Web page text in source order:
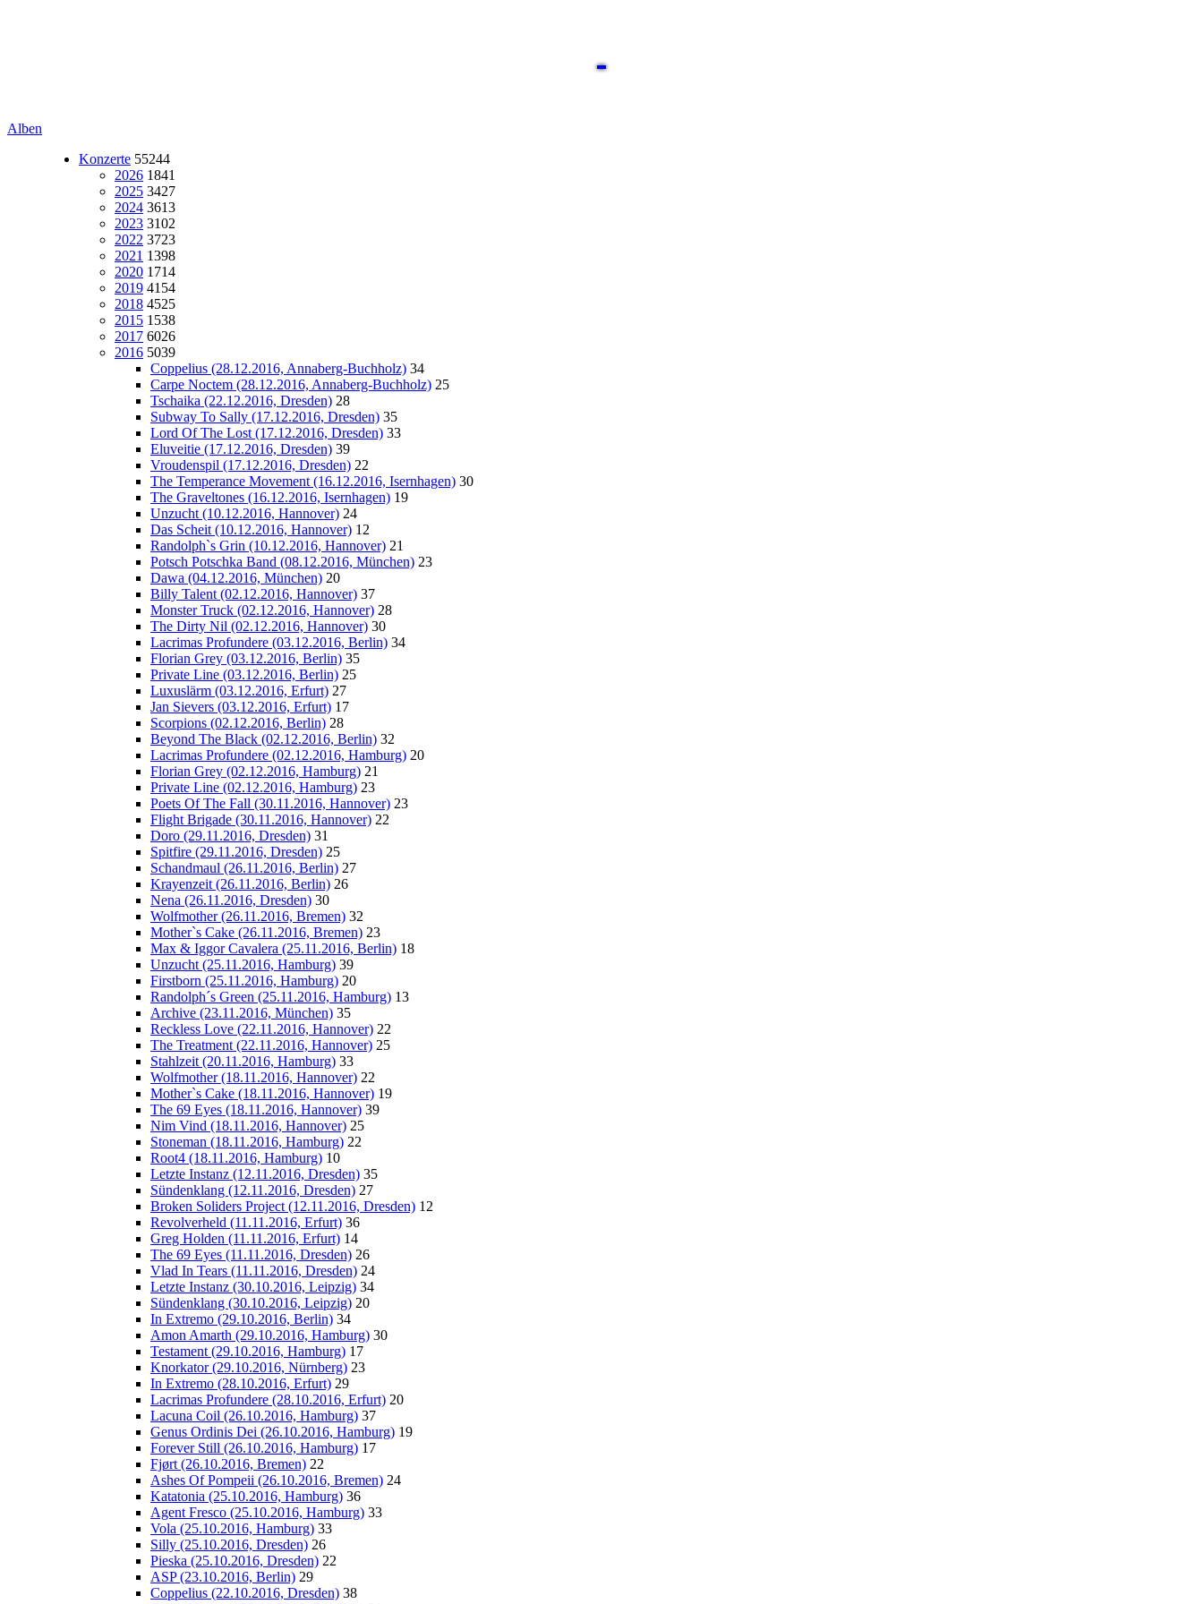
Alben
Konzerte 55244
2026 1841
2025 3427
2024 3613
2023 3102
2022 3723
2021 1398
2020 1714
2019 4154
2018 4525
2015 1538
2017 6026
2016 5039
Coppelius (28.12.2016, Annaberg-Buchholz) 34
Carpe Noctem (28.12.2016, Annaberg-Buchholz) 25
Tschaika (22.12.2016, Dresden) 28
Subway To Sally (17.12.2016, Dresden) 35
Lord Of The Lost (17.12.2016, Dresden) 33
Eluveitie (17.12.2016, Dresden) 39
Vroudenspil (17.12.2016, Dresden) 22
The Temperance Movement (16.12.2016, Isernhagen) 30
The Graveltones (16.12.2016, Isernhagen) 19
Unzucht (10.12.2016, Hannover) 24
Das Scheit (10.12.2016, Hannover) 12
Randolph`s Grin (10.12.2016, Hannover) 21
Potsch Potschka Band (08.12.2016, München) 23
Dawa (04.12.2016, München) 20
Billy Talent (02.12.2016, Hannover) 37
Monster Truck (02.12.2016, Hannover) 28
The Dirty Nil (02.12.2016, Hannover) 30
Lacrimas Profundere (03.12.2016, Berlin) 34
Florian Grey (03.12.2016, Berlin) 35
Private Line (03.12.2016, Berlin) 25
Luxuslärm (03.12.2016, Erfurt) 27
Jan Sievers (03.12.2016, Erfurt) 17
Scorpions (02.12.2016, Berlin) 28
Beyond The Black (02.12.2016, Berlin) 32
Lacrimas Profundere (02.12.2016, Hamburg) 20
Florian Grey (02.12.2016, Hamburg) 21
Private Line (02.12.2016, Hamburg) 23
Poets Of The Fall (30.11.2016, Hannover) 23
Flight Brigade (30.11.2016, Hannover) 22
Doro (29.11.2016, Dresden) 31
Spitfire (29.11.2016, Dresden) 25
Schandmaul (26.11.2016, Berlin) 27
Krayenzeit (26.11.2016, Berlin) 26
Nena (26.11.2016, Dresden) 30
Wolfmother (26.11.2016, Bremen) 32
Mother`s Cake (26.11.2016, Bremen) 23
Max & Iggor Cavalera (25.11.2016, Berlin) 18
Unzucht (25.11.2016, Hamburg) 39
Firstborn (25.11.2016, Hamburg) 20
Randolph´s Green (25.11.2016, Hamburg) 13
Archive (23.11.2016, München) 35
Reckless Love (22.11.2016, Hannover) 22
The Treatment (22.11.2016, Hannover) 25
Stahlzeit (20.11.2016, Hamburg) 33
Wolfmother (18.11.2016, Hannover) 22
Mother`s Cake (18.11.2016, Hannover) 19
The 69 Eyes (18.11.2016, Hannover) 39
Nim Vind (18.11.2016, Hannover) 25
Stoneman (18.11.2016, Hamburg) 22
Root4 (18.11.2016, Hamburg) 10
Letzte Instanz (12.11.2016, Dresden) 35
Sündenklang (12.11.2016, Dresden) 27
Broken Soliders Project (12.11.2016, Dresden) 12
Revolverheld (11.11.2016, Erfurt) 36
Greg Holden (11.11.2016, Erfurt) 14
The 69 Eyes (11.11.2016, Dresden) 26
Vlad In Tears (11.11.2016, Dresden) 24
Letzte Instanz (30.10.2016, Leipzig) 34
Sündenklang (30.10.2016, Leipzig) 20
In Extremo (29.10.2016, Berlin) 34
Amon Amarth (29.10.2016, Hamburg) 30
Testament (29.10.2016, Hamburg) 17
Knorkator (29.10.2016, Nürnberg) 23
In Extremo (28.10.2016, Erfurt) 29
Lacrimas Profundere (28.10.2016, Erfurt) 20
Lacuna Coil (26.10.2016, Hamburg) 37
Genus Ordinis Dei (26.10.2016, Hamburg) 19
Forever Still (26.10.2016, Hamburg) 17
Fjørt (26.10.2016, Bremen) 22
Ashes Of Pompeii (26.10.2016, Bremen) 24
Katatonia (25.10.2016, Hamburg) 36
Agent Fresco (25.10.2016, Hamburg) 33
Vola (25.10.2016, Hamburg) 33
Silly (25.10.2016, Dresden) 26
Pieska (25.10.2016, Dresden) 22
ASP (23.10.2016, Berlin) 29
Coppelius (22.10.2016, Dresden) 38